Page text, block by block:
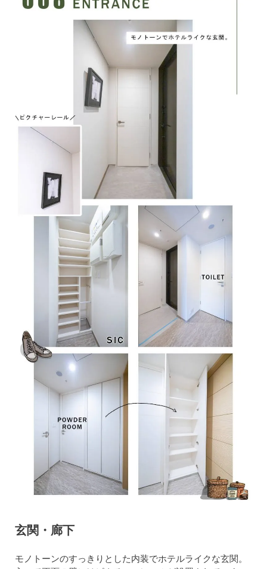
玄関・廊下
モノトーンのすっきりとした内装でホテルライクな玄関。